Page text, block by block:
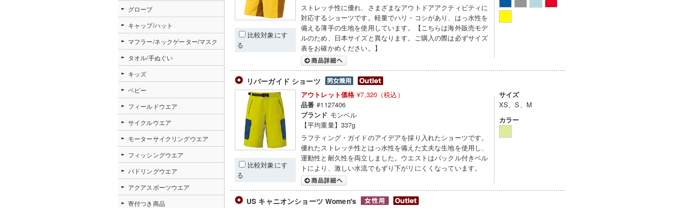
比較対象にす
る
ストレッチ性に優れ、さまざまなアウトドアアクティビティに
対応するショーツです。軽量でハリ・コシがあり、はっ水性を
備える薄手の生地を使用しています。【こちらは海外販売モデ
ルのため、日本サイズと異なります。ご購入の際は必ずサイズ
表をお確かめください。】
リバーガイド ショーツ
比較対象にす
る
アウトレット価格 ¥7,320（税込）
品番 #1127406
ブランド モンベル
【平均重量】337g
ラフティング・ガイドのアイデアを採り入れたショーツです。
優れたストレッチ性とはっ水性を備えた丈夫な生地を使用し、
運動性と耐久性を両立しました。ウエストはバックル付きベル
トにより、激しい水流でもずり下がリにくくなっています。
サイズ
XS、S、M
カラー
US キャニオンショーツ Women's
グローブ
キャップ/ハット
マフラー/ネックゲーター/マスク
タオル/手ぬぐい
キッズ
ベビー
フィールドウエア
サイクルウエア
モーターサイクリングウエア
フィッシングウエア
パドリングウエア
アクアスポーツウエア
寄付つき商品